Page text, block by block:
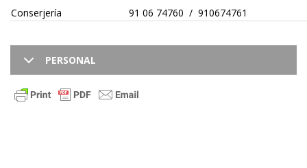
Conserjería
91 06 74760 / 910674761
PERSONAL